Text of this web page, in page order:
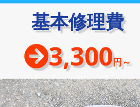
基本修理費
3,300円～